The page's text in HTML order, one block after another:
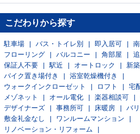
こだわりから探す
駐車場 バス・トイレ別 即入居可
フローリング
バルコニー 角部屋
保証人不要
駅近 オートロック 新築
バイク置き場付き
浴室乾燥機付き
ウォークインクローゼット
ロフト 宅
メゾネット
オール電化 楽器相談可
デザイナーズ
事務所可 床暖房
バ
敷金礼金なし
ワンルームマンション
リノベーション・リフォーム